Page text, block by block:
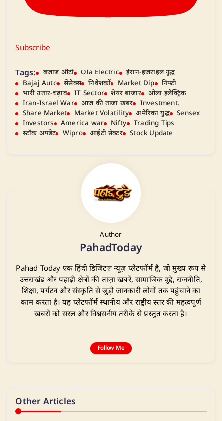
Subscribe
Tags: बजाज ऑटो Ola Electric
ईरान-इजराइल युद्ध
Bajaj Auto
सेंसेक्स निवेशकों Market Dip
निफ्टी
भारी उतार-चढ़ाव
IT Sector शेयर बाजार
ओला इलेक्ट्रिक
Iran-Israel War
आज की ताजा खबर
Investment.
Share Market
Market Volatility अमेरिका युद्ध
Sensex
Investors
America war Nifty
Trading Tips
स्टॉक अपडेट
Wipro आईटी सेक्टर Stock Update
Author
PahadToday
Pahad Today एक हिंदी डिजिटल न्यूज़ प्लेटफॉर्म है, जो मुख्य रूप से
उत्तराखंड और पहाड़ी क्षेत्रों की ताज़ा खबरें, सामाजिक मुद्दे, राजनीति,
शिक्षा, पर्यटन और संस्कृति से जुड़ी जानकारी लोगों तक पहुंचाने का
काम करता है। यह प्लेटफॉर्म स्थानीय और राष्ट्रीय स्तर की महत्वपूर्ण
खबरों को सरल और विश्वसनीय तरीके से प्रस्तुत करता है।
Follow Me
Other Articles